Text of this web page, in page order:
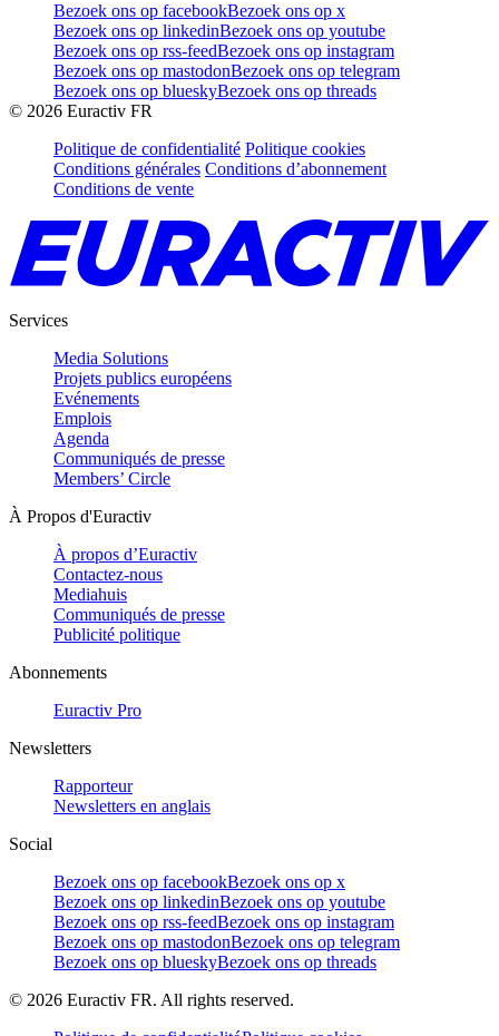
Bezoek ons op facebookBezoek ons op x
Bezoek ons op linkedinBezoek ons op youtube
Bezoek ons op rss-feedBezoek ons op instagram
Bezoek ons op mastodonBezoek ons op telegram
Bezoek ons op blueskyBezoek ons op threads
© 2026 Euractiv FR
Politique de confidentialité Politique cookies
Conditions générales Conditions d’abonnement
Conditions de vente
Services
Media Solutions
Projets publics européens
Evénements
Emplois
Agenda
Communiqués de presse
Members’ Circle
À Propos d'Euractiv
À propos d’Euractiv
Contactez-nous
Mediahuis
Communiqués de presse
Publicité politique
Abonnements
Euractiv Pro
Newsletters
Rapporteur
Newsletters en anglais
Social
Bezoek ons op facebookBezoek ons op x
Bezoek ons op linkedinBezoek ons op youtube
Bezoek ons op rss-feedBezoek ons op instagram
Bezoek ons op mastodonBezoek ons op telegram
Bezoek ons op blueskyBezoek ons op threads
© 2026 Euractiv FR. All rights reserved.